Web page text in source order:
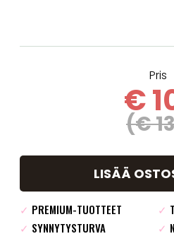
Pris
€
(€
LISÄÄ
✓ PREMIUM-TUOTTEET ✓
✓ SYNNYTYSTURVA ✓